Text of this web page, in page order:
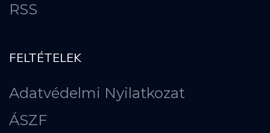
RSS
FELTÉTELEK
Adatvédelmi Nyilatkozat
ÁSZF